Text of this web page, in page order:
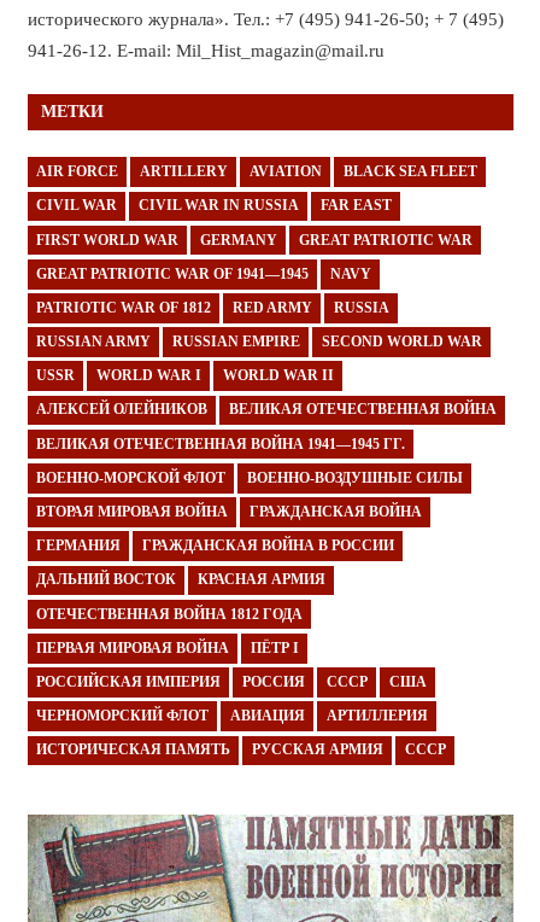
исторического журнала». Тел.: +7 (495) 941-26-50; + 7 (495)
941-26-12. E-mail: Mil_Hist_magazin@mail.ru
МЕТКИ
AIR FORCE ARTILLERY AVIATION BLACK SEA FLEET
CIVIL WAR CIVIL WAR IN RUSSIA FAR EAST
FIRST WORLD WAR GERMANY GREAT PATRIOTIC WAR
GREAT PATRIOTIC WAR OF 1941—1945 NAVY
PATRIOTIC WAR OF 1812 RED ARMY RUSSIA
RUSSIAN ARMY RUSSIAN EMPIRE SECOND WORLD WAR
USSR WORLD WAR I WORLD WAR II
АЛЕКСЕЙ ОЛЕЙНИКОВ ВЕЛИКАЯ ОТЕЧЕСТВЕННАЯ ВОЙНА
ВЕЛИКАЯ ОТЕЧЕСТВЕННАЯ ВОЙНА 1941—1945 ГГ.
ВОЕННО-МОРСКОЙ ФЛОТ ВОЕННО-ВОЗДУШНЫЕ СИЛЫ
ВТОРАЯ МИРОВАЯ ВОЙНА ГРАЖДАНСКАЯ ВОЙНА
ГЕРМАНИЯ ГРАЖДАНСКАЯ ВОЙНА В РОССИИ
ДАЛЬНИЙ ВОСТОК КРАСНАЯ АРМИЯ
ОТЕЧЕСТВЕННАЯ ВОЙНА 1812 ГОДА
ПЕРВАЯ МИРОВАЯ ВОЙНА ПЁТР I
РОССИЙСКАЯ ИМПЕРИЯ РОССИЯ СССР США
ЧЕРНОМОРСКИЙ ФЛОТ АВИАЦИЯ АРТИЛЛЕРИЯ
ИСТОРИЧЕСКАЯ ПАМЯТЬ РУССКАЯ АРМИЯ СССР